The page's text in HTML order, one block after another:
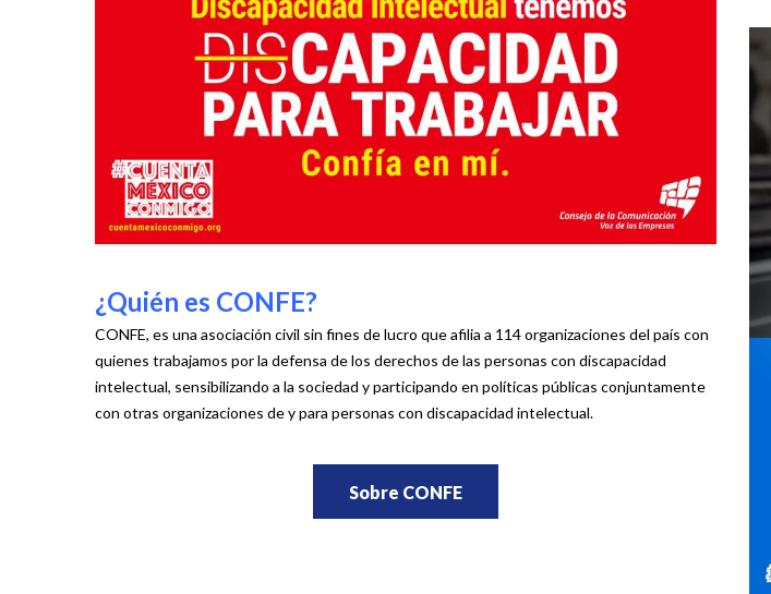
¿Quién es CONFE?
CONFE, es una asociación civil sin fines de lucro que afilia a 114 organizaciones del país con
quienes trabajamos por la defensa de los derechos de las personas con discapacidad
intelectual, sensibilizando a la sociedad y participando en políticas públicas conjuntamente
con otras organizaciones de y para personas con discapacidad intelectual.
Sobre CONFE